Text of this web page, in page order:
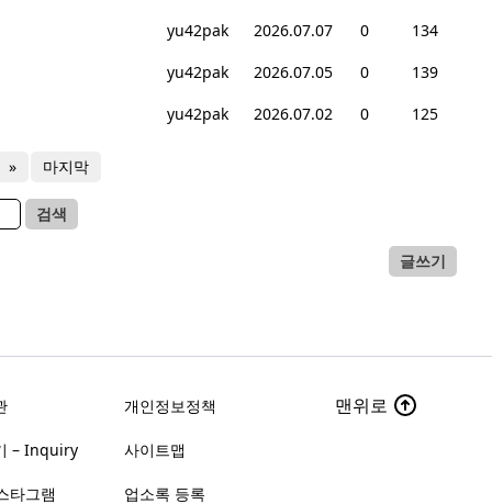
yu42pak
2026.07.07 0
134
yu42pak
2026.07.05 0
139
yu42pak
2026.07.02 0 125
» 마지막
검색
글쓰기
개인정보정책
– Inquiry 사이트맵
타그램 업소록 등록
맨위로